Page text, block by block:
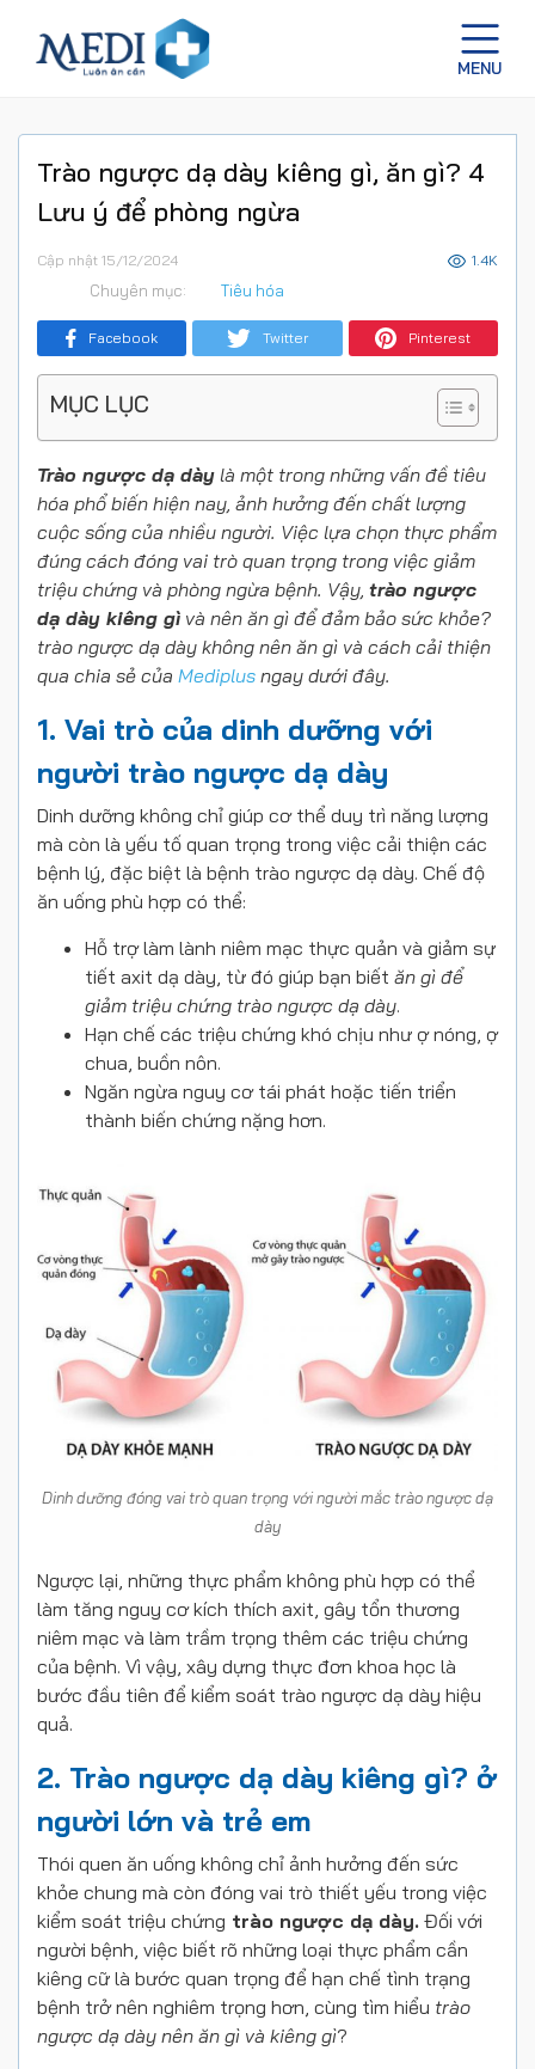
Trào ngược dạ dày kiêng gì, ăn gì? 4
Lưu ý để phòng ngừa
Cập nhật 15/12/2024 1.4K
Chuyên mục: Tiêu hóa
Facebook Twitter Pinterest
MỤC LỤC
Trào ngược dạ dày là một trong những vấn đề tiêu
hóa phổ biến hiện nay, ảnh hưởng đến chất lượng
cuộc sống của nhiều người. Việc lựa chọn thực phẩm
đúng cách đóng vai trò quan trọng trong việc giảm
triệu chứng và phòng ngừa bệnh. Vậy, trào ngược
dạ dày kiêng gì và nên ăn gì để đảm bảo sức khỏe?
trào ngược dạ dày không nên ăn gì và cách cải thiện
qua chia sẻ của Mediplus ngay dưới đây.
1. Vai trò của dinh dưỡng với
người trào ngược dạ dày
Dinh dưỡng không chỉ giúp cơ thể duy trì năng lượng
mà còn là yếu tố quan trọng trong việc cải thiện các
bệnh lý, đặc biệt là bệnh trào ngược dạ dày. Chế độ
ăn uống phù hợp có thể:
Hỗ trợ làm lành niêm mạc thực quản và giảm sự
tiết axit dạ dày, từ đó giúp bạn biết ăn gì để
giảm triệu chứng trào ngược dạ dày.
Hạn chế các triệu chứng khó chịu như ợ nóng, ợ
chua, buồn nôn.
Ngăn ngừa nguy cơ tái phát hoặc tiến triển
thành biến chứng nặng hơn.
Dinh dưỡng đóng vai trò quan trọng với người mắc trào ngược dạ
dày
Ngược lại, những thực phẩm không phù hợp có thể
làm tăng nguy cơ kích thích axit, gây tổn thương
niêm mạc và làm trầm trọng thêm các triệu chứng
của bệnh. Vì vậy, xây dựng thực đơn khoa học là
bước đầu tiên để kiểm soát trào ngược dạ dày hiệu
quả.
2. Trào ngược dạ dày kiêng gì? ở
người lớn và trẻ em
Thói quen ăn uống không chỉ ảnh hưởng đến sức
khỏe chung mà còn đóng vai trò thiết yếu trong việc
kiểm soát triệu chứng trào ngược dạ dày. Đối với
người bệnh, việc biết rõ những loại thực phẩm cần
kiêng cữ là bước quan trọng để hạn chế tình trạng
bệnh trở nên nghiêm trọng hơn, cùng tìm hiểu trào
ngược dạ dày nên ăn gì và kiêng gì?